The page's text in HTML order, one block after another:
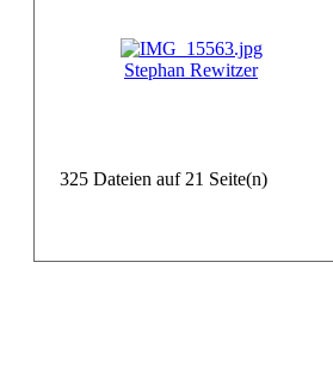
Stephan Rewitzer
325 Dateien auf 21 Seite(n)